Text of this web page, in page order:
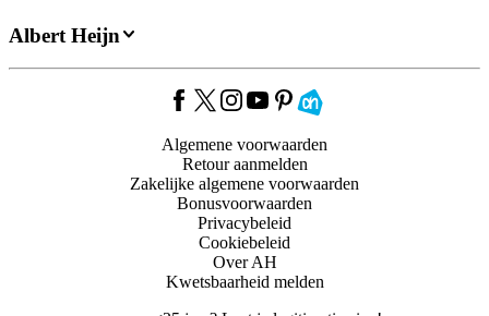
Albert Heijn
Algemene voorwaarden
Retour aanmelden
Zakelijke algemene voorwaarden
Bonusvoorwaarden
Privacybeleid
Cookiebeleid
Over AH
Kwetsbaarheid melden